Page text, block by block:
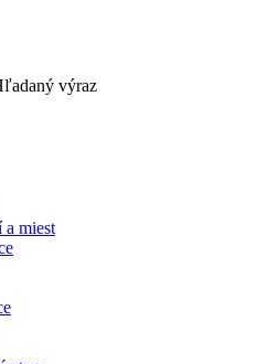
výraz
a miest